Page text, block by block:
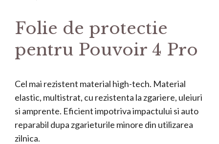
Folie de protectie
pentru Pouvoir 4 Pro
Cel mai rezistent material high-tech. Material
elastic, multistrat, cu rezistenta la zgariere, uleiuri
si amprente. Eficient impotriva impactului si auto
reparabil dupa zgarieturile minore din utilizarea
zilnica.